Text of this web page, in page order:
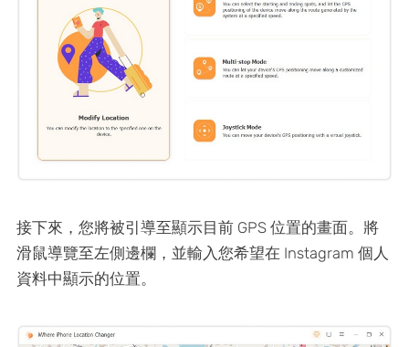
接下來，您將被引導至顯示目前 GPS 位置的畫面。將
滑鼠導覽至左側邊欄，並輸入您希望在 Instagram 個人
資料中顯示的位置。